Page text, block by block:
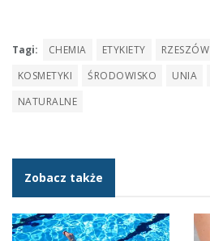
Tagi: CHEMIA ETYKIETY RZESZÓW
KOSMETYKI
ŚRODOWISKO UNIA
NATURALNE
Zobacz także